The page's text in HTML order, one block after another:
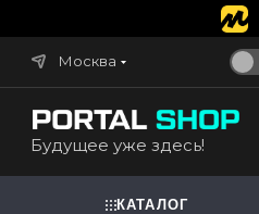
Москва
Будущее уже здесь!
КАТАЛОГ